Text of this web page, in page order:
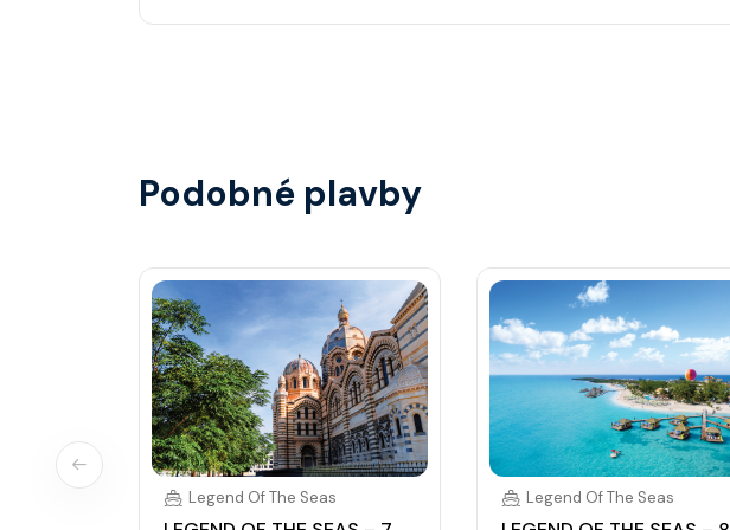
Podobné plavby
Legend Of The Seas Legend Of The Seas